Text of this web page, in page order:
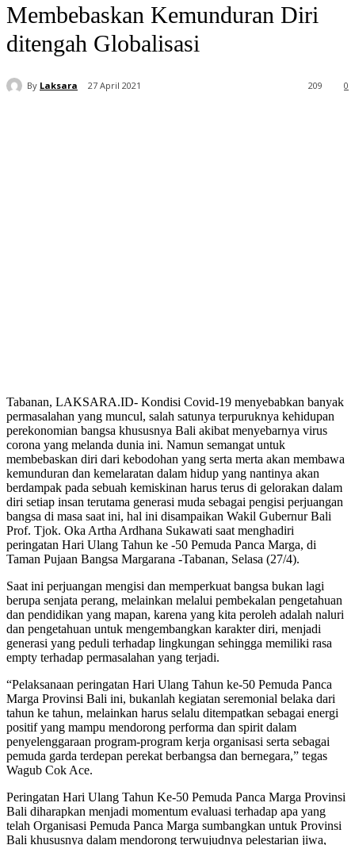
Membebaskan Kemunduran Diri
ditengah Globalisasi
By Laksara 27 April 2021 0
209
Tabanan, LAKSARA.ID- Kondisi Covid-19 menyebabkan banyak
permasalahan yang muncul, salah satunya terpuruknya kehidupan
perekonomian bangsa khususnya Bali akibat menyebarnya virus
corona yang melanda dunia ini. Namun semangat untuk
membebaskan diri dari kebodohan yang serta merta akan membawa
kemunduran dan kemelaratan dalam hidup yang nantinya akan
berdampak pada sebuah kemiskinan harus terus di gelorakan dalam
diri setiap insan terutama generasi muda sebagai pengisi perjuangan
bangsa di masa saat ini, hal ini disampaikan Wakil Gubernur Bali
Prof. Tjok. Oka Artha Ardhana Sukawati saat menghadiri
peringatan Hari Ulang Tahun ke -50 Pemuda Panca Marga, di
Taman Pujaan Bangsa Margarana -Tabanan, Selasa (27/4).
Saat ini perjuangan mengisi dan memperkuat bangsa bukan lagi
berupa senjata perang, melainkan melalui pembekalan pengetahuan
dan pendidikan yang mapan, karena yang kita peroleh adalah naluri
dan pengetahuan untuk mengembangkan karakter diri, menjadi
generasi yang peduli terhadap lingkungan sehingga memiliki rasa
empty terhadap permasalahan yang terjadi.
“Pelaksanaan peringatan Hari Ulang Tahun ke-50 Pemuda Panca
Marga Provinsi Bali ini, bukanlah kegiatan seremonial belaka dari
tahun ke tahun, melainkan harus selalu ditempatkan sebagai energi
positif yang mampu mendorong performa dan spirit dalam
penyelenggaraan program-program kerja organisasi serta sebagai
pemuda garda terdepan perekat berbangsa dan bernegara,” tegas
Wagub Cok Ace.
Peringatan Hari Ulang Tahun Ke-50 Pemuda Panca Marga Provinsi
Bali diharapkan menjadi momentum evaluasi terhadap apa yang
telah Organisasi Pemuda Panca Marga sumbangkan untuk Provinsi
Bali khususnya dalam mendorong terwujudnya pelestarian jiwa,